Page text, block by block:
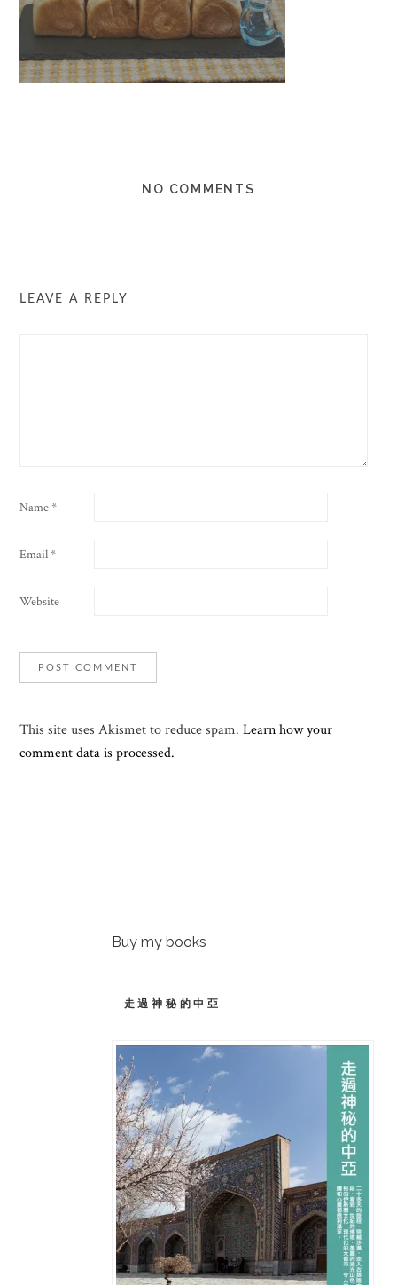
NO COMMENTS
LEAVE A REPLY
Name*
Email*
Website
This site uses Akismet to reduce spam.Learn how your
comment data is processed.
Buy my books
走過神秘的中亞